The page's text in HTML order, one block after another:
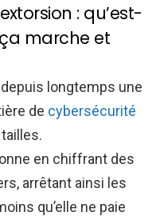
: qu’est-
marche et
longtemps une
de cybersécurité
en chiffrant des
arrêtant ainsi les
qu’elle ne paie